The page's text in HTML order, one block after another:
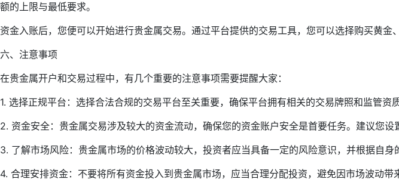
额的上限与最低要求。
资金入账后，您便可以开始进行贵金属交易。通过平台提供的交易工具，您可以选择购买黄金
六、注意事项
在贵金属开户和交易过程中，有几个重要的注意事项需要提醒大家：
1. 选择正规平台：选择合法合规的交易平台至关重要，确保平台拥有相关的交易牌照和监管
2. 资金安全：贵金属交易涉及较大的资金流动，确保您的资金账户安全是首要任务。建议您设
3. 了解市场风险：贵金属市场的价格波动较大，投资者应当具备一定的风险意识，并根据自身
4. 合理安排资金：不要将所有资金投入到贵金属市场，应当合理分配投资，避免因市场波动带